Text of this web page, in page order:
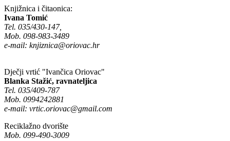
Knjižnica i čitaonica:
Ivana Tomić
Tel. 035/430-147,
Mob. 098-983-3489
e-mail: knjiznica@oriovac.hr
Dječji vrtić "Ivančica Oriovac"
Blanka Stažić, ravnateljica
Tel. 035/409-787
Mob. 0994242881
e-mail: vrtic.oriovac@gmail.com
Reciklažno dvorište
Mob. 099-490-3009